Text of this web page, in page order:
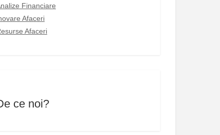
Financiare
Afaceri
Afaceri
ce noi?